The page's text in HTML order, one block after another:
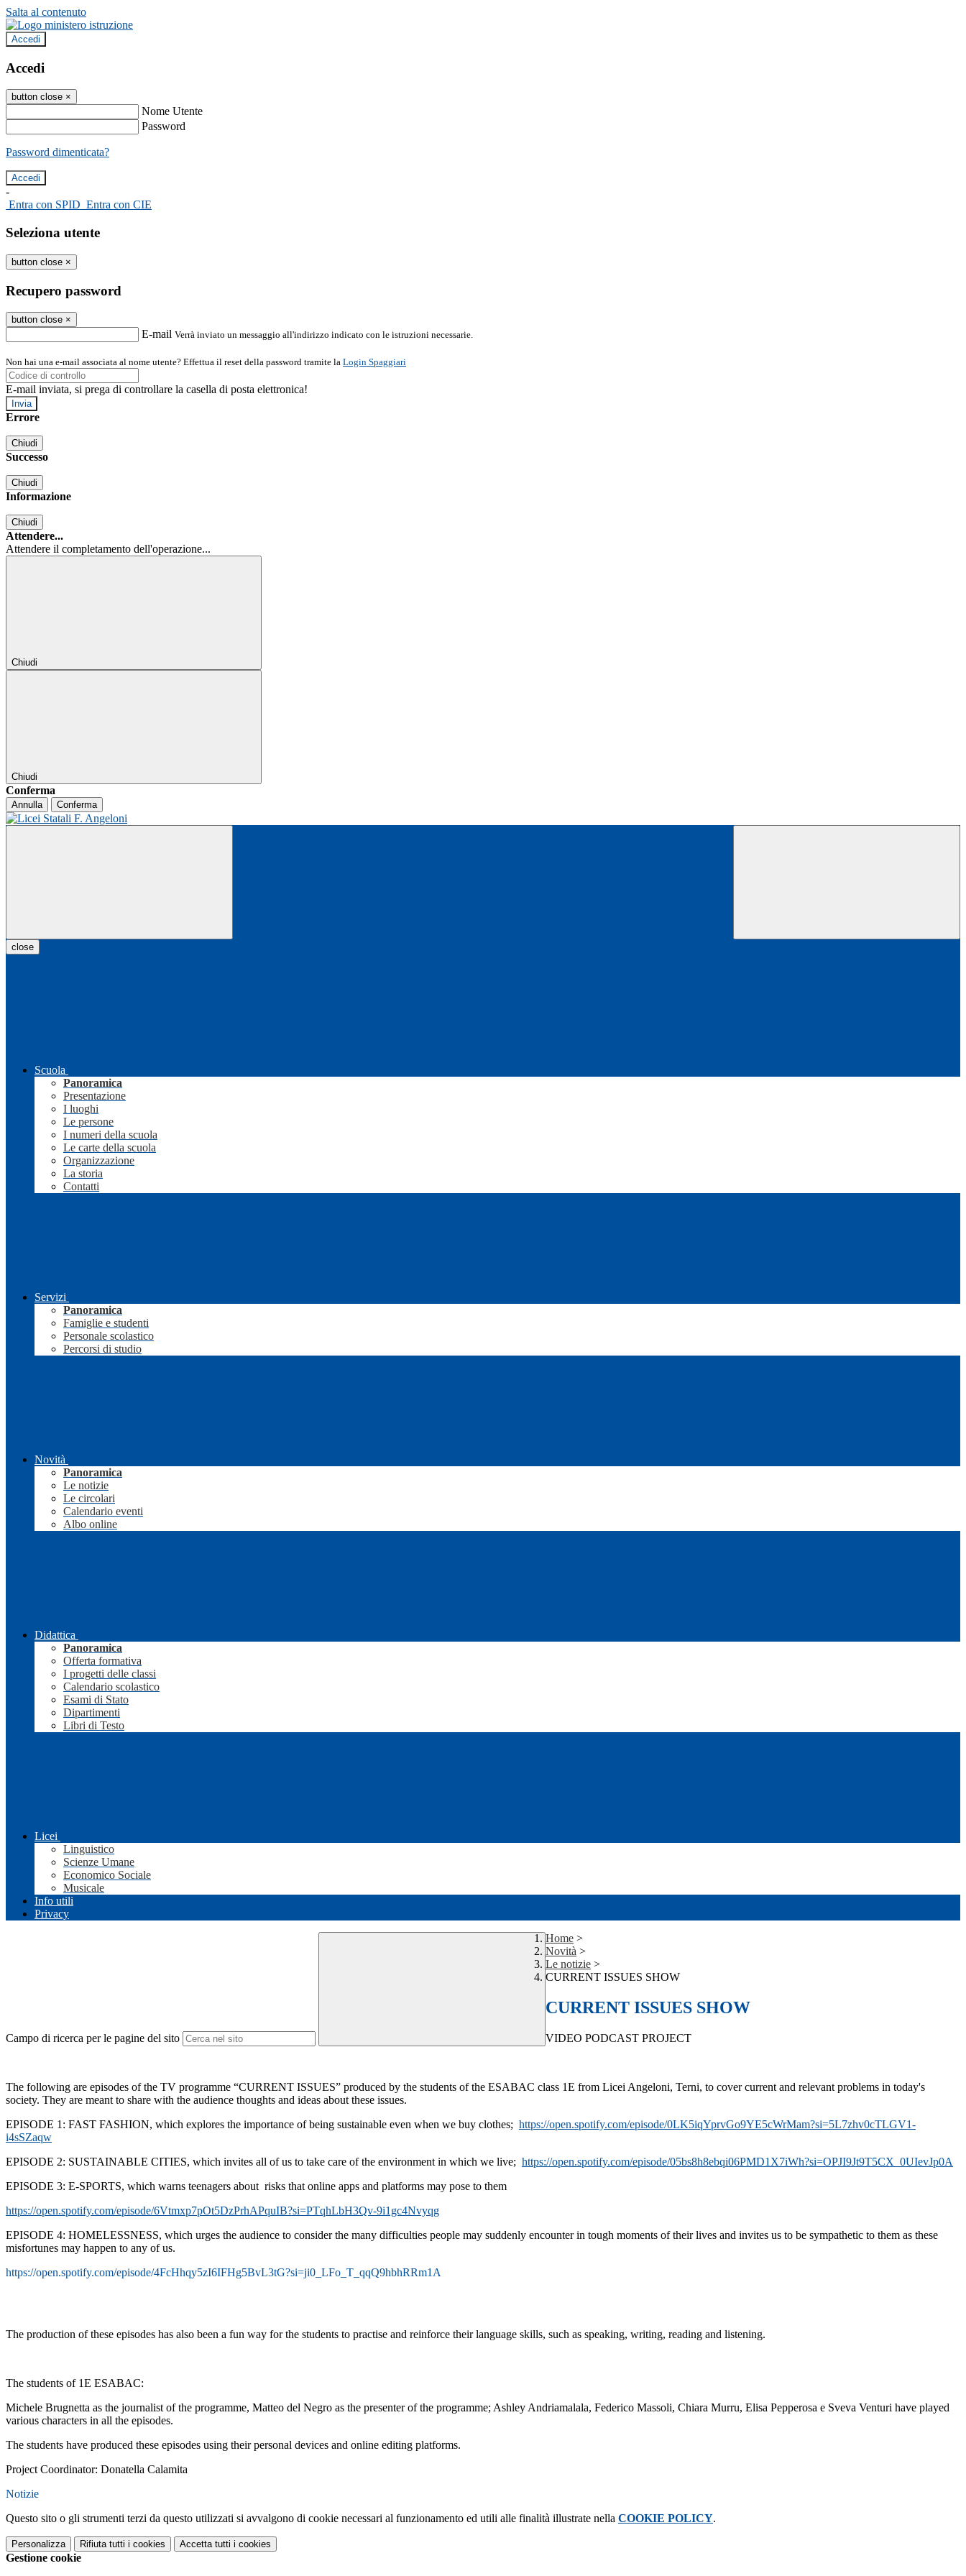
Salta al contenuto
Accedi
Accedi
button close ×
Nome Utente
Password
Password dimenticata?
-
Entra con SPID Entra con CIE
Seleziona utente
button close ×
Recupero password
button close ×
E-mail Verrà inviato un messaggio all'indirizzo indicato con le istruzioni necessarie.
Non hai una e-mail associata al nome utente? Effettua il reset della password tramite la Login Spaggiari
E-mail inviata, si prega di controllare la casella di posta elettronica!
Errore
Chiudi
Successo
Chiudi
Informazione
Chiudi
Attendere...
Attendere il completamento dell'operazione...
Chiudi
Chiudi
Conferma
Annulla Conferma
close
Scuola
Panoramica
Presentazione
I luoghi
Le persone
I numeri della scuola
Le carte della scuola
Organizzazione
La storia
Contatti
Servizi
Panoramica
Famiglie e studenti
Personale scolastico
Percorsi di studio
Novità
Panoramica
Le notizie
Le circolari
Calendario eventi
Albo online
Didattica
Panoramica
Offerta formativa
I progetti delle classi
Calendario scolastico
Esami di Stato
Dipartimenti
Libri di Testo
Licei
Linguistico
Scienze Umane
Economico Sociale
Musicale
Info utili
Privacy
Campo di ricerca per le pagine del sito
Home >
Novità >
Le notizie >
CURRENT ISSUES SHOW
CURRENT ISSUES SHOW
VIDEO PODCAST PROJECT
The following are episodes of the TV programme “CURRENT ISSUES” produced by the students of the ESABAC class 1E from Licei Angeloni, Terni, to covercurrent and relevant problems in today's
society. They are meant to share with the audience thoughts and ideas about these issues.
EPISODE 1: FAST FASHION, which explores the importance of being sustainable even when we buy clothes; https://open.spotify.com/episode/0LK5iqYprvGo9YE5cWrMam?si=5L7zhv0cTLGV1-
i4sSZaqw
EPISODE 2: SUSTAINABLE CITIES, which invites all of us to take care of the environment in which we live; https://open.spotify.com/episode/05bs8h8ebqi06PMD1X7iWh?si=OPJI9Jt9T5CX_0UIevJp0A
EPISODE 3: E-SPORTS, which warns teenagers about risks that online apps and platforms may pose to them
https://open.spotify.com/episode/6Vtmxp7pOt5DzPrhAPquIB?si=PTqhLbH3Qv-9i1gc4Nvyqg
EPISODE 4: HOMELESSNESS, which urges the audience to consider the many difficulties people may suddenly encounter in tough moments of their lives and invites us to be sympathetic to them as these
misfortunes may happen to any of us.
https://open.spotify.com/episode/4FcHhqy5zI6IFHg5BvL3tG?si=ji0_LFo_T_qqQ9hbhRRm1A
The production of these episodes has also been a fun way for the students to practise and reinforce their language skills, such as speaking, writing, reading and listening.
The students of 1E ESABAC:
Michele Brugnetta as the journalist of the programme, Matteo del Negro as the presenter of the programme; Ashley Andriamalala, Federico Massoli, Chiara Murru, Elisa Pepperosa e Sveva Venturi have played
various characters in all the episodes.
The students have produced these episodes using their personal devices and online editing platforms.
Project Coordinator: Donatella Calamita
Notizie
Questo sito o gli strumenti terzi da questo utilizzati si avvalgono di cookie necessari al funzionamento ed utili alle finalità illustrate nella COOKIE POLICY.
Personalizza Rifiuta tutti i cookies Accetta tutti i cookies
Gestione cookie